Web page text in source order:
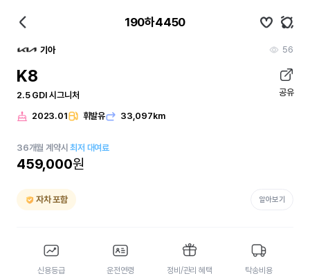
190하4450
기아 56
K8
2.5 GDI 시그니처 공유
2023.01 휘발유 33,097km
36개월 계약시최저 대여료
459,000원
자차 포함 알아보기
신용등급 운전연령 정비/관리 혜택 탁송비용